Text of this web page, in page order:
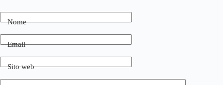
Nome
Email
Sito web